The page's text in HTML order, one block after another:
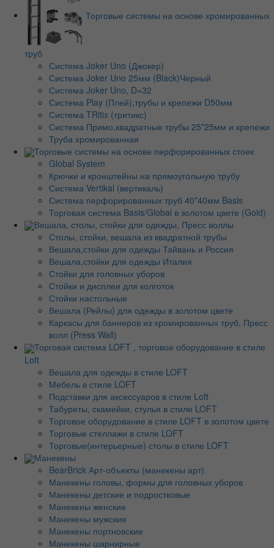
Торговые системы на основе хромированных
труб
Система Joker Uno (Джокер)
Система Joker Uno 25мм (Black)Черный
Система Joker Uno, D=32
Система Play (Плей),трубы и крепежи D50мм
Система TRitix (тритикс)
Система Примо,квадратные трубы 25*25мм и крепежи
Труба хромированная
Торговые системы на основе перфорированных стоек
Global System
Крючки и кронштейны на прямоугольную трубу
Система Vertikal (вертикаль)
Система перфорированных труб 40*40мм Basis
Торговая система Basis/Global в золотом цвете (Gold)
Вешала, столы, стойки для одежды, Пресс воллы
Столы, стойки, вешала из квадратной трубы
Вешала,стойки для одежды Тайвань и Россия
Вешала,стойки для одежды Италия
Стойки для головных уборов
Стойки и дисплеи для колготок
Стойки настольные
Вешала (Рейлы) для одежды в золотом цвете
Каркасы для баннеров из хромированных труб, Пресс
волл (Press Wall)
Торговая система LOFT , торговое оборудование в стиле
Loft
Вешала для одежды в стиле LOFT
Мебель в стиле LOFT
Подставки для аксессуаров в стиле Loft
Табуреты, скамейки, стулья в стиле LOFT
Торговое оборудование в стиле LOFT в золотом цвете
Торговые стеллажи в стиле LOFT
Торговые(интерьерные) столы в стиле LOFT
Манекены
BearBrick Арт-объекты (манекены арт)
Манекены головы, формы для головных уборов
Манекены детские и подростковые
Манекены женские
Манекены мужские
Манекены портновские
Манекены шарнирные